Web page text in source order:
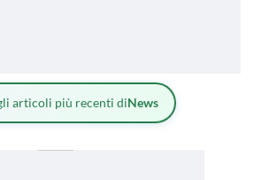
articoli più recenti diNews